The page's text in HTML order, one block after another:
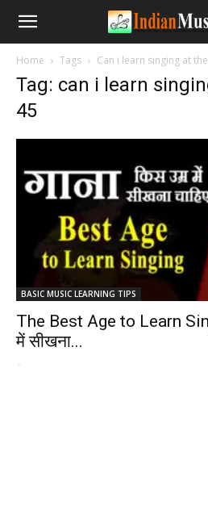
Home Tags Can i learn singing at
Tag: can i learn
45
BASIC MUSIC LEARNING TIPS
The Best Age to Learn
में सीखना...
-